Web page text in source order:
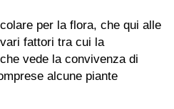
per la flora, che qui alle
fattori tra cui la
vede la convivenza di
alcune piante